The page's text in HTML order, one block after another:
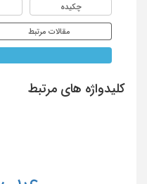
چکیده
مقالات مرتبط
کلیدواژه های مرتبط